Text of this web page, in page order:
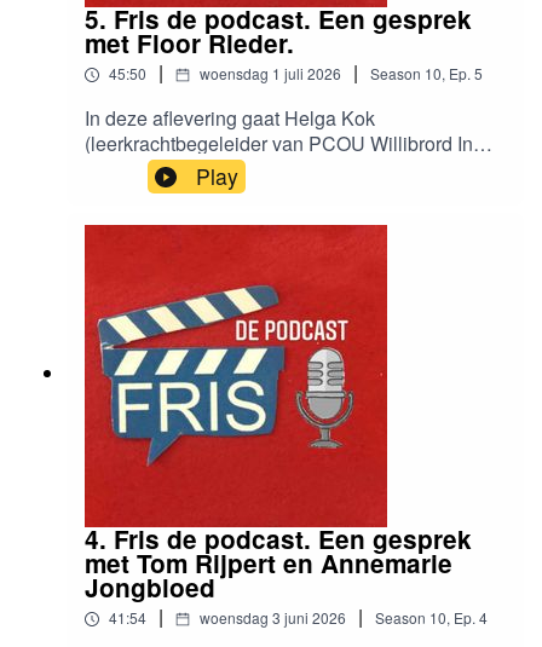
5. Fris de podcast. Een gesprek
met Floor Rieder.
45:50 | woensdag 1 juli 2026 | Season 10, Ep. 5
In deze aflevering gaat Helga Kok
(leerkrachtbegeleider van PCOU Willibrord In
Utrecht) in gesprek met Floor Rieder, illustrator.
Play
4. Fris de podcast. Een gesprek
met Tom Rijpert en Annemarie
Jongbloed
41:54 | woensdag 3 juni 2026 | Season 10, Ep. 4